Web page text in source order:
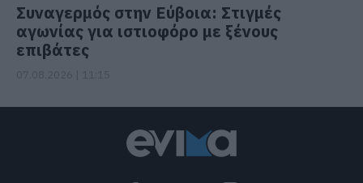
Συναγερμός στην Εύβοια: Στιγμές
αγωνίας για ιστιοφόρο με ξένους
επιβάτες